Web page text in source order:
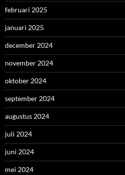
februari 2025
januari 2025
december 2024
november 2024
oktober 2024
september 2024
augustus 2024
juli 2024
juni 2024
mei 2024